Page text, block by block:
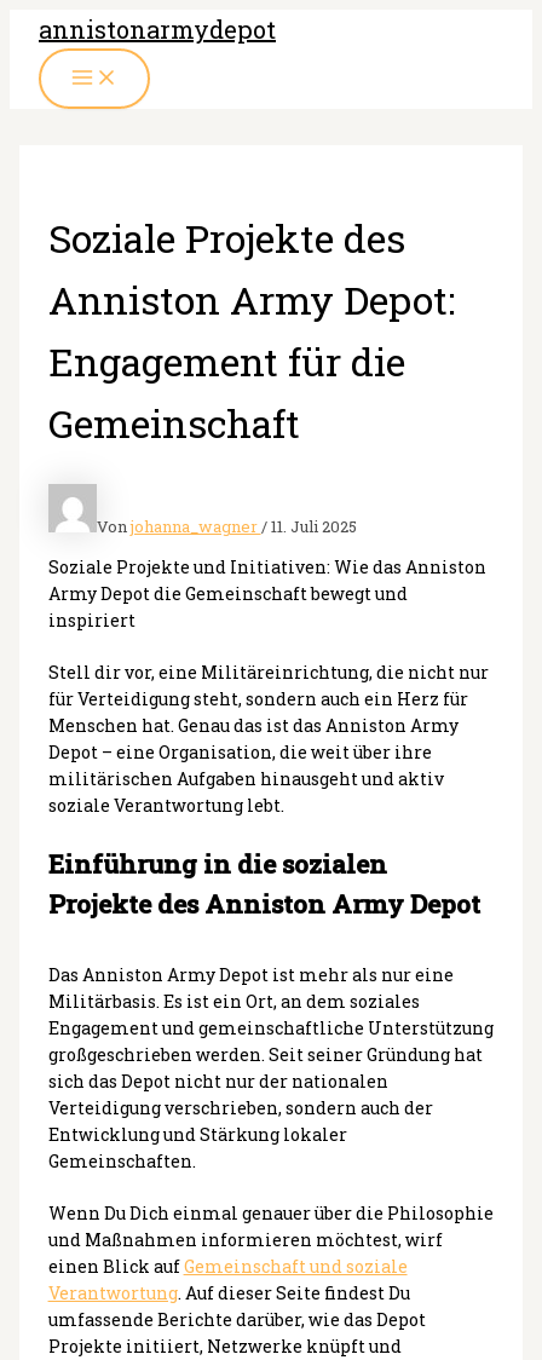
Zum
Inhalt
springen
annistonarmydepot
MAIN
MENU
Soziale Projekte des
Anniston Army Depot:
Engagement für die
Gemeinschaft
Vonjohanna_wagner /11. Juli 2025
Soziale Projekte und Initiativen: Wie das Anniston
Army Depot die Gemeinschaft bewegt und
inspiriert
Stell dir vor, eine Militäreinrichtung, die nicht nur
für Verteidigung steht, sondern auch ein Herz für
Menschen hat. Genau das ist das Anniston Army
Depot – eine Organisation, die weit über ihre
militärischen Aufgaben hinausgeht und aktiv
soziale Verantwortung lebt.
Einführung in die sozialen
Projekte des Anniston Army Depot
Das Anniston Army Depot ist mehr als nur eine
Militärbasis. Es ist ein Ort, an dem soziales
Engagement und gemeinschaftliche Unterstützung
großgeschrieben werden. Seit seiner Gründung hat
sich das Depot nicht nur der nationalen
Verteidigung verschrieben, sondern auch der
Entwicklung und Stärkung lokaler
Gemeinschaften.
Wenn Du Dich einmal genauer über die Philosophie
und Maßnahmen informieren möchtest, wirf
einen Blick aufGemeinschaft und soziale
Verantwortung. Auf dieser Seite findest Du
umfassende Berichte darüber, wie das Depot
Projekte initiiert, Netzwerke knüpft und